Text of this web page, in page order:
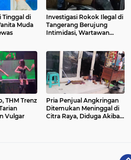
Tinggal di
Muda
Investigasi Rokok Ilegal di
Tangerang Berujung
Intimidasi, Wartawan
THM Trenz
Vulgar
Pria Penjual Angkringan
Ditemukan Meninggal di
Citra Raya, Diduga Akibat